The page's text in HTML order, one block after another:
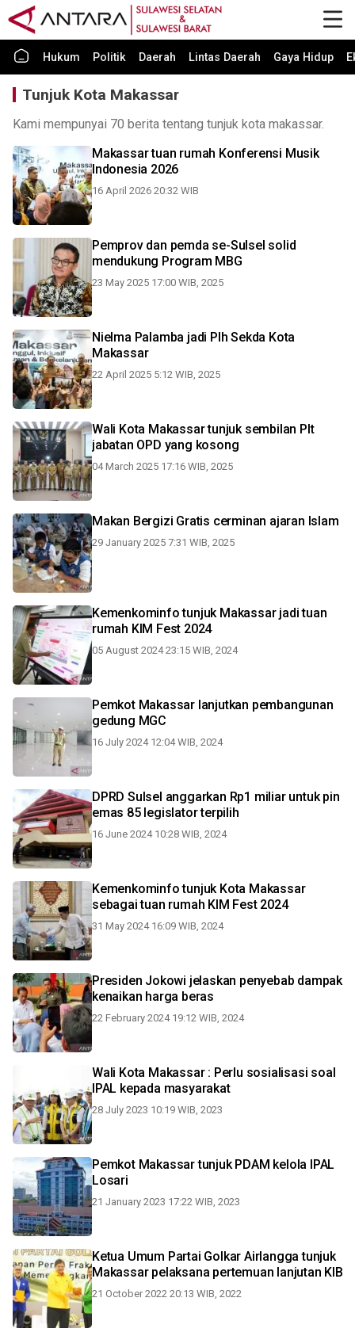
Hukum Politik Daerah Lintas Daerah Gaya Hidup
Tunjuk Kota Makassar
Kami mempunyai 70 berita tentang tunjuk kota makassar.
Makassar tuan rumah Konferensi Musik
Indonesia 2026
16 April 2026 20:32 WIB
Pemprov dan pemda se-Sulsel solid
mendukung Program MBG
23 May 2025 17:00 WIB, 2025
Nielma Palamba jadi Plh Sekda Kota
Makassar
22 April 2025 5:12 WIB, 2025
Wali Kota Makassar tunjuk sembilan Plt
jabatan OPD yang kosong
04 March 2025 17:16 WIB, 2025
Makan Bergizi Gratis cerminan ajaran Islam
29 January 2025 7:31 WIB, 2025
Kemenkominfo tunjuk Makassar jadi tuan
rumah KIM Fest 2024
05 August 2024 23:15 WIB, 2024
Pemkot Makassar lanjutkan pembangunan
gedung MGC
16 July 2024 12:04 WIB, 2024
DPRD Sulsel anggarkan Rp1 miliar untuk pin
emas 85 legislator terpilih
16 June 2024 10:28 WIB, 2024
Kemenkominfo tunjuk Kota Makassar
sebagai tuan rumah KIM Fest 2024
31 May 2024 16:09 WIB, 2024
Presiden Jokowi jelaskan penyebab dampak
kenaikan harga beras
22 February 2024 19:12 WIB, 2024
Wali Kota Makassar : Perlu sosialisasi soal
IPAL kepada masyarakat
28 July 2023 10:19 WIB, 2023
Pemkot Makassar tunjuk PDAM kelola IPAL
Losari
21 January 2023 17:22 WIB, 2023
Ketua Umum Partai Golkar Airlangga tunjuk
Makassar pelaksana pertemuan lanjutan KIB
21 October 2022 20:13 WIB, 2022